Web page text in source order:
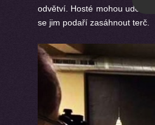
odvětví. Hosté mohou udělat
se jim podaří zasáhnout terč.